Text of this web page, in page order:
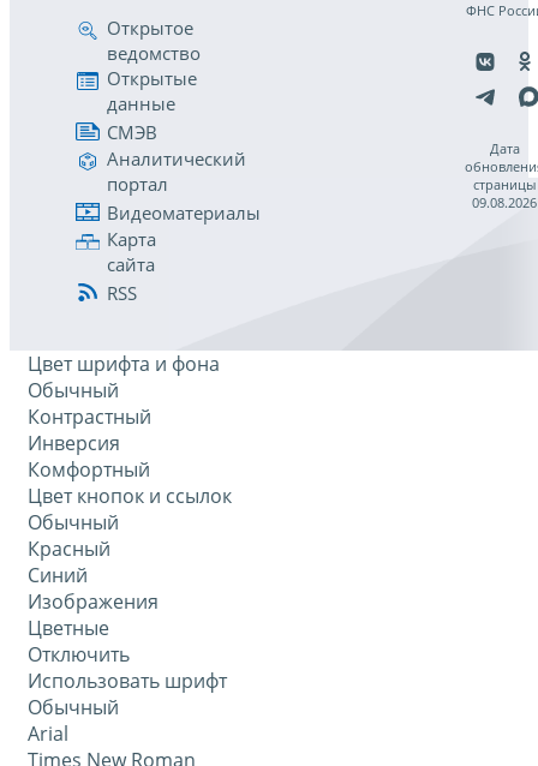
Открытое
ведомство
Открытые
данные
СМЭВ
Аналитический
портал
Видеоматериалы
Карта
сайта
RSS
ФНС
Дата
страницы
09.08.2026
Цвет шрифта и фона
Обычный
Контрастный
Инверсия
Комфортный
Цвет кнопок и ссылок
Обычный
Красный
Синий
Изображения
Цветные
Отключить
Использовать шрифт
Обычный
Arial
Times New Roman